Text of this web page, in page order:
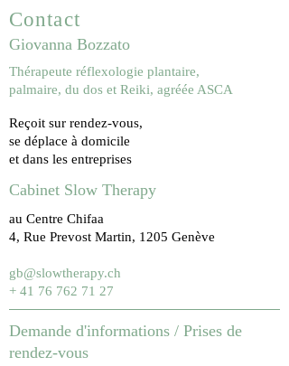
Contact
Giovanna Bozzato
Thérapeute réflexologie plantaire,
palmaire, du dos et Reiki, agréée ASCA
Reçoit sur rendez-vous,
se déplace à domicile
et dans les entreprises
Cabinet Slow Therapy
au Centre Chifaa
4, Rue Prevost Martin, 1205 Genève
gb@slowtherapy.ch
+ 41 76 762 71 27
Demande d'informations / Prises de
rendez-vous